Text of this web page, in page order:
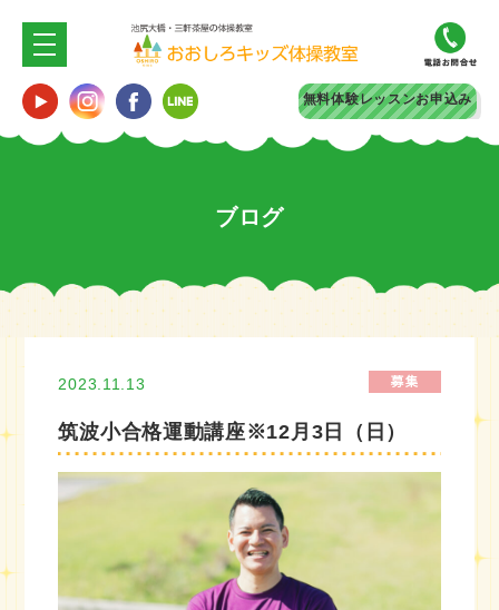
無料体験レッスンお申込み
ブログ
2023.11.13
筑波小合格運動講座※12月3日（日）